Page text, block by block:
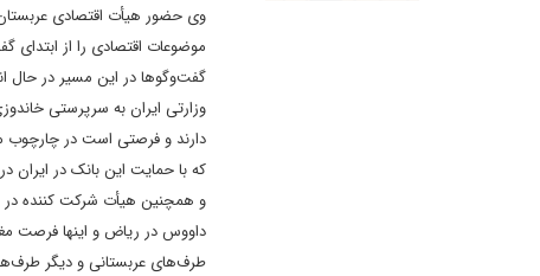
موضوعات اقتصادی را از
گفت‌وگوها در این مسیر در حال
وزارتی ایران به سرپرستی
دارند و فرصتی است در چارچوب
که با حمایت این بانک در ایران
و همچنین هیأت شرکت کننده
داووس در ریاض و اینها فرصت
طرف‌های عربستانی و دیگر